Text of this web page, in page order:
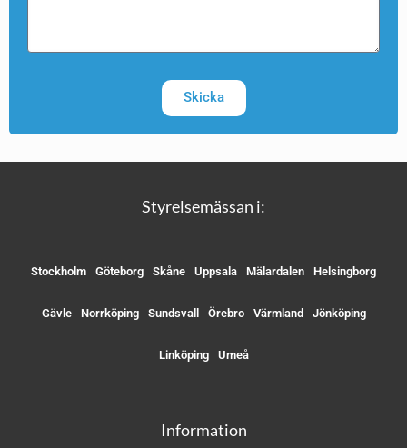
Skicka
Styrelsemässan i:
Stockholm Göteborg Skåne Uppsala Mälardalen Helsingborg
Gävle Norrköping Sundsvall Örebro Värmland Jönköping
Linköping Umeå
Information